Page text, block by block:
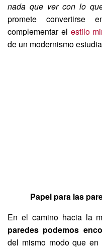
nada que ver con lo
promete convertirse
complementar el estilo
de un modernismo
Papel para las
En el camino hacia la
paredes podemos
del mismo modo que